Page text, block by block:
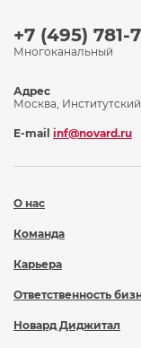
+7 (495) 781-
Многоканальный
О нас
Команда
Карьера
Ответственность
Новард Диджитал
Адрес
Москва,
E-mail inf@novard.ru